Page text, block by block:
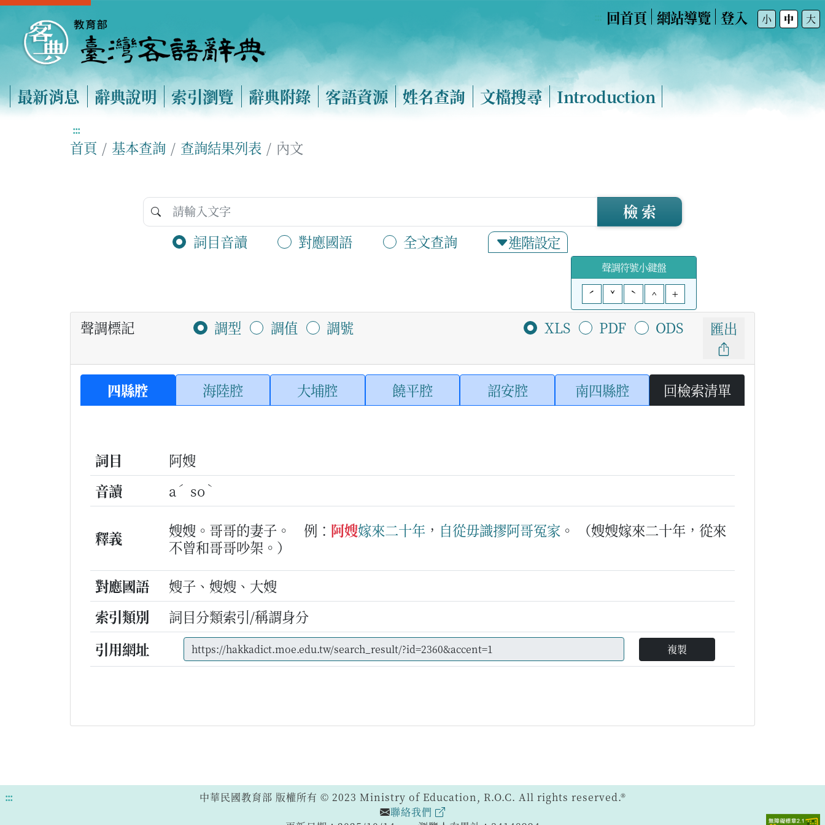
回首頁 網站導覽 登入 小 中 大
最新消息 辭典說明 索引瀏覽 辭典附錄 客語資源 姓名查詢 文檔搜尋 Introduction
:::
首頁 基本查詢 查詢結果列表 內文
詞目音讀 對應國語 全文查詢 進階設定
檢 索
聲調符號小鍵盤
ˊ
ˇ ˋ ^ +
聲調標記 調型 調值 調號 XLS PDF ODS 匯出
四縣腔 海陸腔 大埔腔 饒平腔 詔安腔 南四縣腔 回檢索清單
詞目
阿嫂
音讀
a ˊ so ˋ
釋義 嫂嫂。哥哥的妻子。 例： 阿嫂嫁來二十年 ， 自從毋識摎阿哥冤家 。
（嫂嫂嫁來二十年，從來
不曾和哥哥吵架。）
對應國語
嫂子、嫂嫂、大嫂
索引類別
詞目分類索引/稱謂身分
引用網址
複製
:::
中華民國教育部 版權所有 © 2023 Ministry of Education, R.O.C. All rights reserved.®
聯絡我們